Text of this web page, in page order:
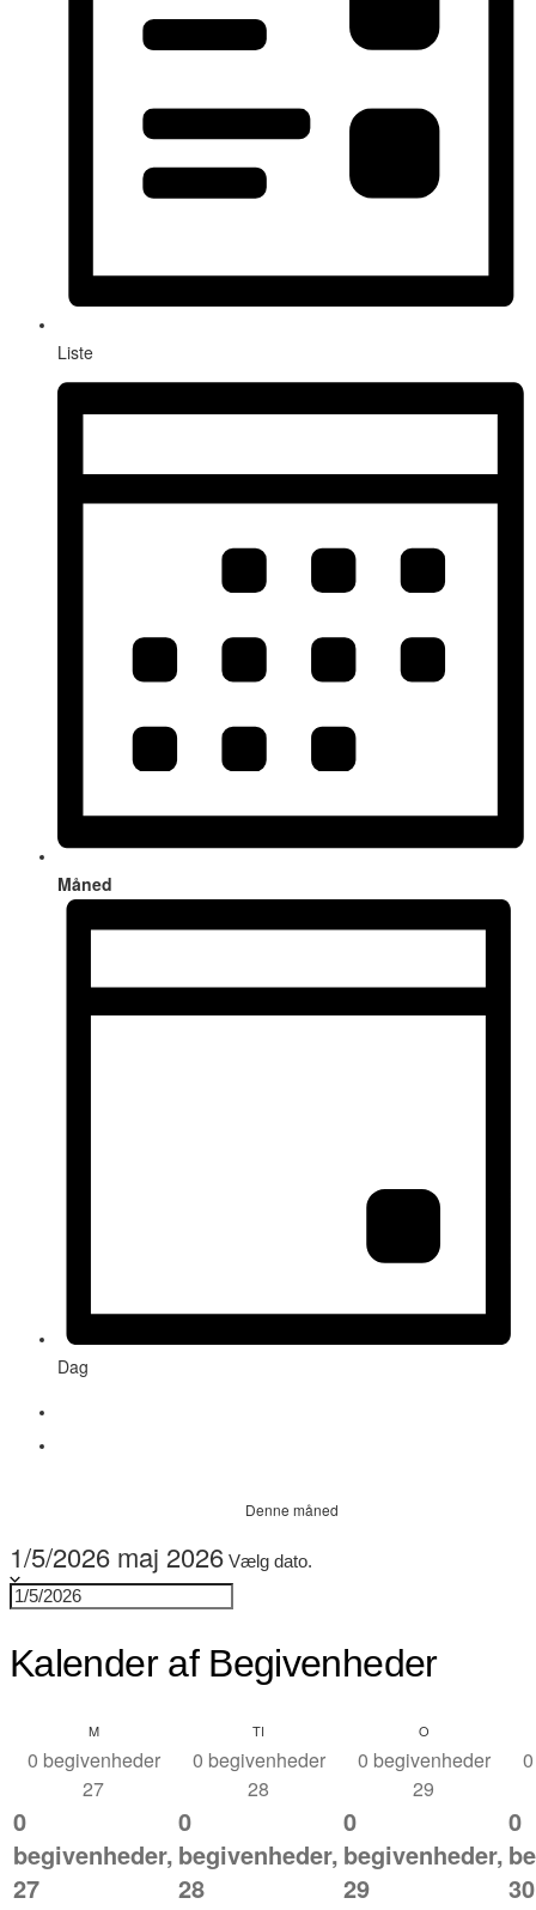
Liste
Måned
Dag
Denne måned
1/5/2026 maj 2026 Vælg dato.
Kalender af Begivenheder
MMANDAG TI OONSDAG
0 begivenheder
27
0
begivenheder,
27
0 begivenheder
28
0
begivenheder,
28
0 begivenheder
29
0
begivenheder,
29
0
30